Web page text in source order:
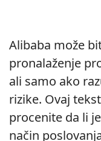
Alibaba može
pronalaženje
ali samo ako
rizike. Ovaj
procenite da li
način